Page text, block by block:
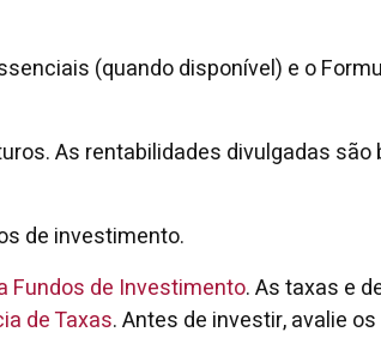
(quando disponível) e o
As rentabilidades divulgadas
de investimento.
Fundos de Investimento. As taxas e
de Taxas. Antes de investir, avalie